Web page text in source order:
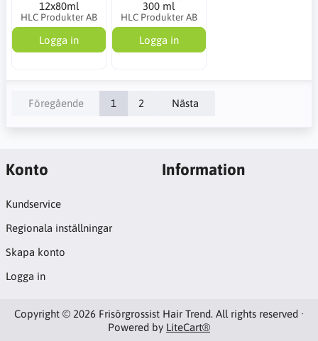
12x80ml
HLC Produkter AB
Logga in
300 ml
HLC Produkter AB
Logga in
Föregående 1 2 Nästa
Konto
Kundservice
Regionala inställningar
Skapa konto
Logga in
Information
Copyright © 2026 Frisörgrossist Hair Trend. All rights reserved ·
Powered by LiteCart®